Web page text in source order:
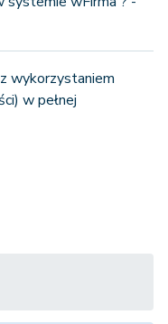
wykorzystaniem
w pełnej